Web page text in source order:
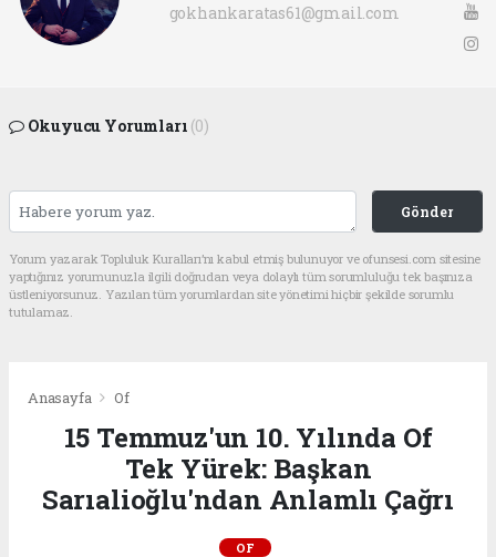
gokhankaratas61@gmail.com
Okuyucu Yorumları (0)
Gönder
Yorum yazarak Topluluk Kuralları’nı kabul etmiş bulunuyor ve ofunsesi.com sitesine
yaptığınız yorumunuzla ilgili doğrudan veya dolaylı tüm sorumluluğu tek başınıza
üstleniyorsunuz. Yazılan tüm yorumlardan site yönetimi hiçbir şekilde sorumlu
tutulamaz.
Anasayfa Of
15 Temmuz'un 10. Yılında Of
Tek Yürek: Başkan
Sarıalioğlu'ndan Anlamlı Çağrı
OF